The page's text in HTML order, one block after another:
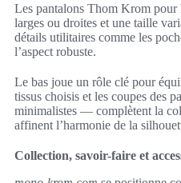
Les pantalons Thom Krom pour
larges ou droites et une taille
détails utilitaires comme les
l’aspect robuste.
Le bas joue un rôle clé pour
tissus choisis et les coupes des
minimalistes — complètent la
affinent l’harmonie de la
Collection, savoir-faire et